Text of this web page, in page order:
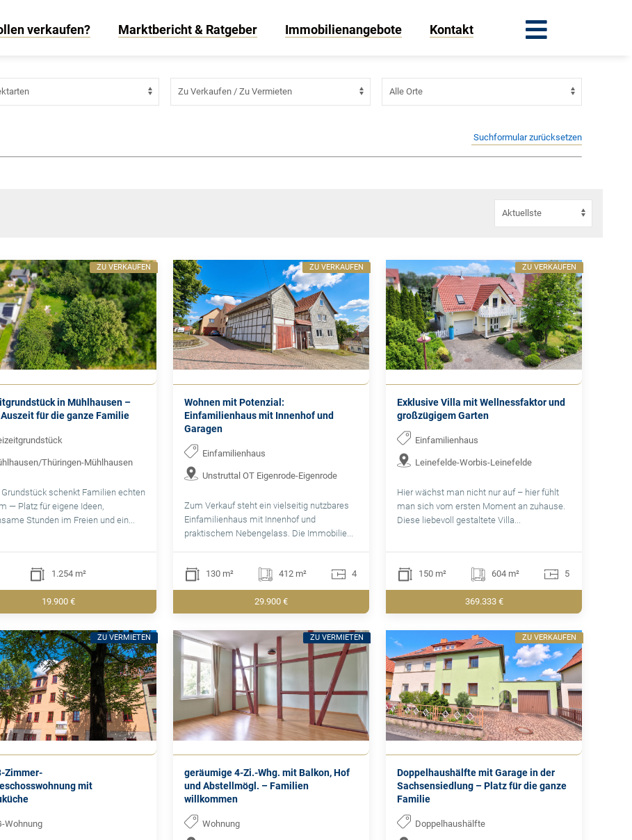
verkaufen? Marktbericht & Ratgeber Immobilienangebote Kontakt
Suchformular zurücksetzen
in Mühlhausen –
für die ganze Familie
Thüringen-Mühlhausen
schenkt Familien echten
— Platz für eigene Ideen,
Stunden im Freien und ein...
1.254 m²
19.900 €
ZU VERKAUFEN
Wohnen mit Potenzial:
Einfamilienhaus mit Innenhof und
Garagen
Einfamilienhaus
Unstruttal OT Eigenrode-Eigenrode
Zum Verkauf steht ein vielseitig nutzbares
Einfamilienhaus mit Innenhof und
praktischem Nebengelass. Die Immobilie...
130 m² 412 m² 4
29.900 €
ZU VERKAUFEN
Exklusive Villa mit Wellnessfaktor und
großzügigem Garten
Einfamilienhaus
Leinefelde-Worbis-Leinefelde
Hier wächst man nicht nur auf – hier fühlt
man sich vom ersten Moment an zuhause.
Diese liebevoll gestaltete Villa...
150 m² 604 m² 5
369.333 €
ZU VERKAUFEN
Zimmer-
mit
Wohnung
ZU VERMIETEN
geräumige 4-Zi.-Whg. mit Balkon, Hof
und Abstellmögl. – Familien
willkommen
Wohnung
ZU VERMIETEN
Doppelhaushälfte mit Garage in der
Sachsensiedlung – Platz für die ganze
Familie
Doppelhaushälfte
ZU VERKAUFEN